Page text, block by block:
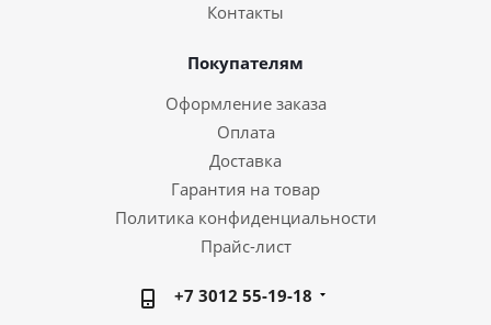
Контакты
Покупателям
Оформление заказа
Оплата
Доставка
Гарантия на товар
Политика конфиденциальности
Прайс-лист
+7 3012 55-19-18